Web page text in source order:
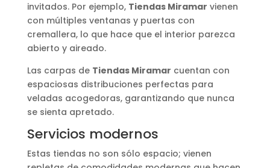
invitados. Por ejemplo, Tiendas Miramar vienen
con múltiples ventanas y puertas con
cremallera, lo que hace que el interior parezca
abierto y aireado.
Las carpas de Tiendas Miramar cuentan con
espaciosas distribuciones perfectas para
veladas acogedoras, garantizando que nunca
se sienta apretado.
Servicios modernos
Estas tiendas no son sólo espacio; vienen